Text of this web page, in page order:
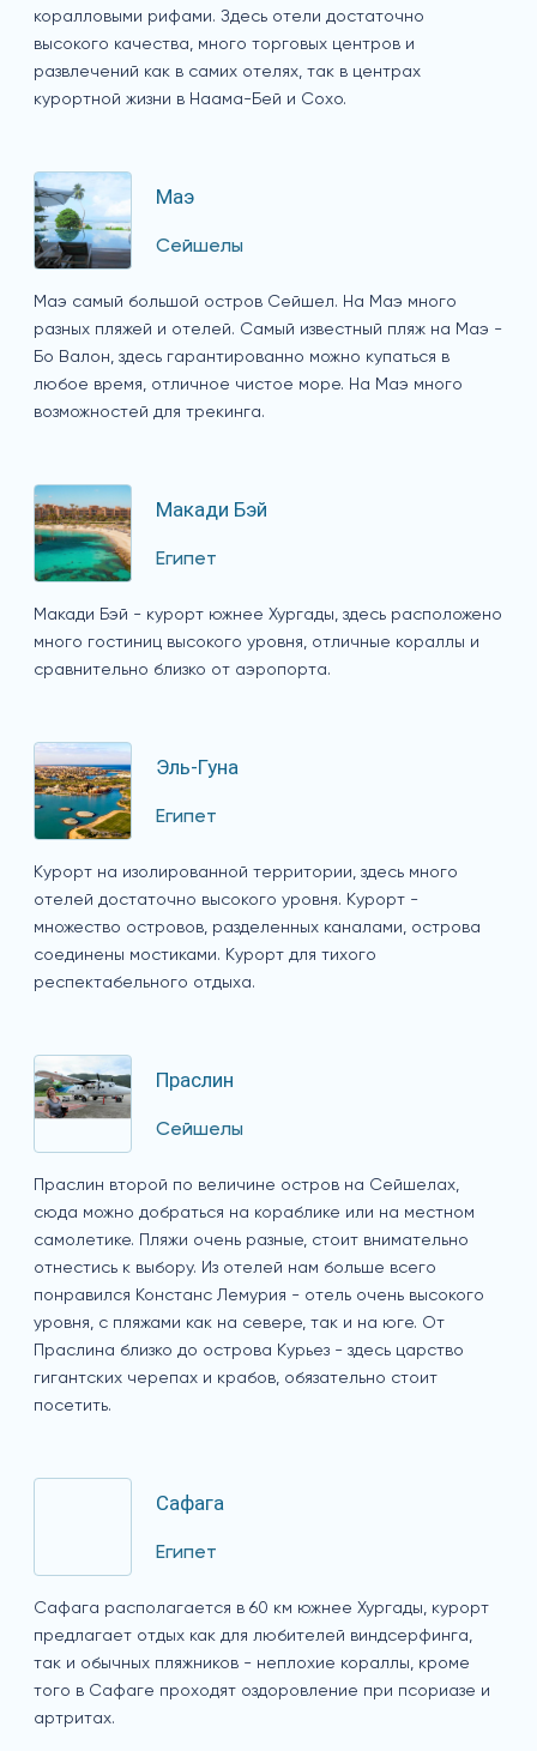
коралловыми рифами. Здесь отели достаточно
высокого качества, много торговых центров и
развлечений как в самих отелях, так в центрах
курортной жизни в Наама-Бей и Сохо.
Маэ
Сейшелы
Маэ самый большой остров Сейшел. На Маэ много
разных пляжей и отелей. Самый известный пляж на Маэ -
Бо Валон, здесь гарантированно можно купаться в
любое время, отличное чистое море. На Маэ много
возможностей для трекинга.
Макади Бэй
Египет
Макади Бэй - курорт южнее Хургады, здесь расположено
много гостиниц высокого уровня, отличные кораллы и
сравнительно близко от аэропорта.
Эль-Гуна
Египет
Курорт на изолированной территории, здесь много
отелей достаточно высокого уровня. Курорт -
множество островов, разделенных каналами, острова
соединены мостиками. Курорт для тихого
респектабельного отдыха.
Праслин
Сейшелы
Праслин второй по величине остров на Сейшелах,
сюда можно добраться на кораблике или на местном
самолетике. Пляжи очень разные, стоит внимательно
отнестись к выбору. Из отелей нам больше всего
понравился Констанс Лемурия - отель очень высокого
уровня, с пляжами как на севере, так и на юге. От
Праслина близко до острова Курьез - здесь царство
гигантских черепах и крабов, обязательно стоит
посетить.
Сафага
Египет
Сафага располагается в 60 км южнее Хургады, курорт
предлагает отдых как для любителей виндсерфинга,
так и обычных пляжников - неплохие кораллы, кроме
того в Сафаге проходят оздоровление при псориазе и
артритах.